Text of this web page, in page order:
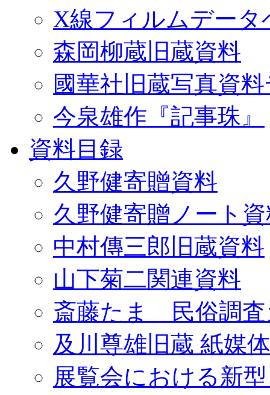
X線フィルムデータ
森岡柳蔵旧蔵資料
國華社旧蔵写真資
今泉雄作『記事珠』
資料目録
久野健寄贈資料
久野健寄贈ノート
中村傳三郎旧蔵資料
山下菊二関連資料
斎藤たま 民俗調査
及川尊雄旧蔵 紙媒
展覧会における新